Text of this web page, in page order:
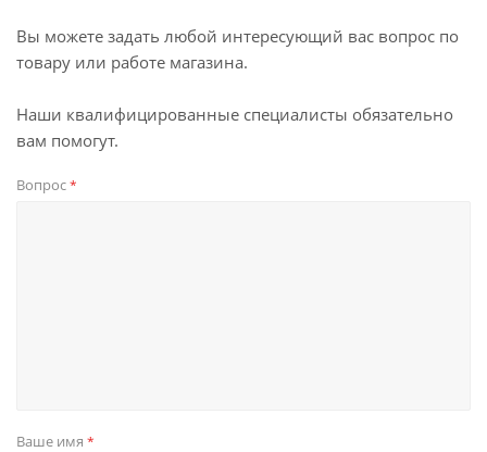
Вы можете задать любой интересующий вас вопрос по
товару или работе магазина.
Наши квалифицированные специалисты обязательно
вам помогут.
Вопрос*
Ваше имя *